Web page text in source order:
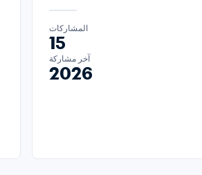
المشاركات
15
آخر مشاركة
2026